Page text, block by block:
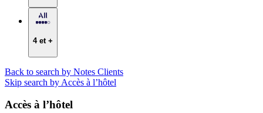
4 et +
Back to search by Notes Clients
Skip search by Accès à l’hôtel
Accès à l’hôtel